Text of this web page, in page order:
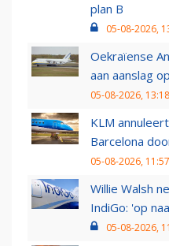
plan B
05-08-2026,
Oekraïense
aan aanslag
05-08-2026, 13:18
KLM
Barcelona
05-08-2026, 11:57
Willie Walsh
IndiGo: 'op
05-08-2026,